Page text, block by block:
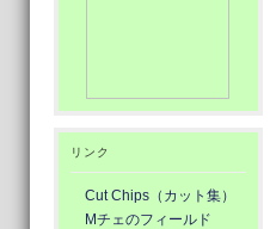
リンク
Cut Chips（カット集）
Mチェのフィールド